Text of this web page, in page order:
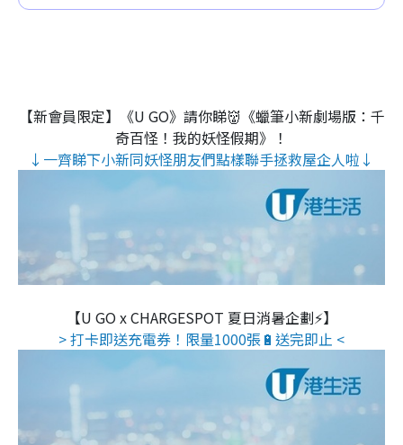
【新會員限定】《U GO》請你睇👹《蠟筆小新劇場版：千
奇百怪！我的妖怪假期》！
↓一齊睇下小新同妖怪朋友們點樣聯手拯救屋企人啦↓
【U GO x CHARGESPOT 夏日消暑企劃⚡】
> 打卡即送充電券！限量1000張🔋送完即止 <